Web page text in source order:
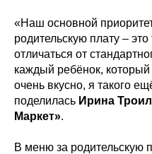
«Наш основной
родительскую плату –
отличаться от
каждый ребёнок, который
очень вкусно, я такого
поделилась Ирина
Маркет».
В меню за родительскую